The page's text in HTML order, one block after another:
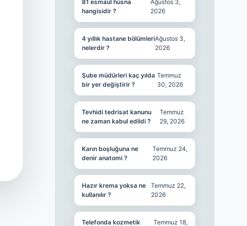
81 esmaül hüsna
hangisidir ?
Ağustos 3,
2026
4 yıllık hastane bölümleri
nelerdir ?
Ağustos 3,
2026
Şube müdürleri kaç yılda
bir yer değiştirir ?
Temmuz
30, 2026
Tevhidi tedrisat kanunu
ne zaman kabul edildi ?
Temmuz
29, 2026
Karın boşluğuna ne
denir anatomi ?
Temmuz 24,
2026
Hazır krema yoksa ne
kullanılır ?
Temmuz 22,
2026
Telefonda kozmetik
Temmuz 18,